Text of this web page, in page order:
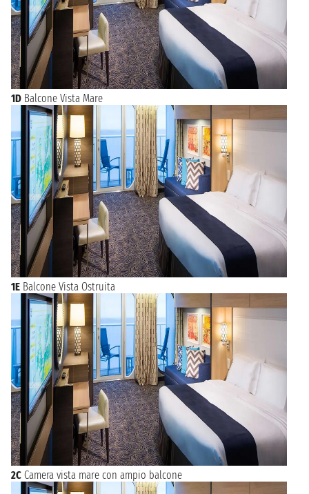
1D Balcone Vista Mare
1E Balcone Vista Ostruita
2C Camera vista mare con ampio balcone